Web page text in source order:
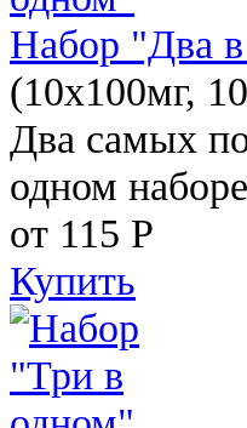
Набор "Два
(10x100мг,
Два самых
одном
от 115 Р
Купить